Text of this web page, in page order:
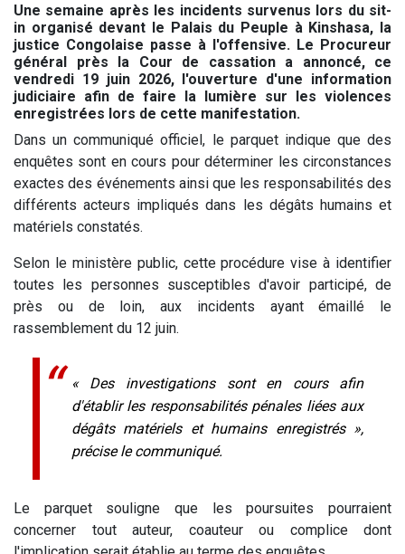
Une semaine après les incidents survenus lors du sit-
in organisé devant le Palais du Peuple à Kinshasa, la
justice Congolaise passe à l'offensive. Le Procureur
général près la Cour de cassation a annoncé, ce
vendredi 19 juin 2026, l'ouverture d'une information
judiciaire afin de faire la lumière sur les violences
enregistrées lors de cette manifestation.
Dans un communiqué officiel, le parquet indique que des
enquêtes sont en cours pour déterminer les circonstances
exactes des événements ainsi que les responsabilités des
différents acteurs impliqués dans les dégâts humains et
matériels constatés.
Selon le ministère public, cette procédure vise à identifier
toutes les personnes susceptibles d'avoir participé, de
près ou de loin, aux incidents ayant émaillé le
rassemblement du 12 juin.
« Des investigations sont en cours afin
d'établir les responsabilités pénales liées aux
dégâts matériels et humains enregistrés »,
précise le communiqué.
Le parquet souligne que les poursuites pourraient
concerner tout auteur, coauteur ou complice dont